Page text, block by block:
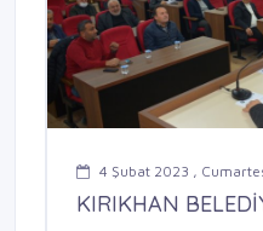
4 Şubat 2023 ,
KIRIKHAN